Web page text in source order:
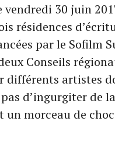
vendredi 30 juin
résidences
par le Sofilm
Conseils
différents artistes
d’ingurgiter de
un morceau de